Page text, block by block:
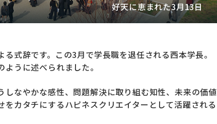
好天に恵まれた3月13日
式辞です。この3月で学長職を退任される西本学長。
うに述べられました。
しなやかな感性、問題解決に取り組む知性、未来の価値
カタチにするハピネスクリエイターとして活躍される